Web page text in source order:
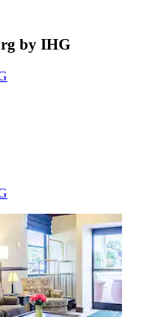
by IHG